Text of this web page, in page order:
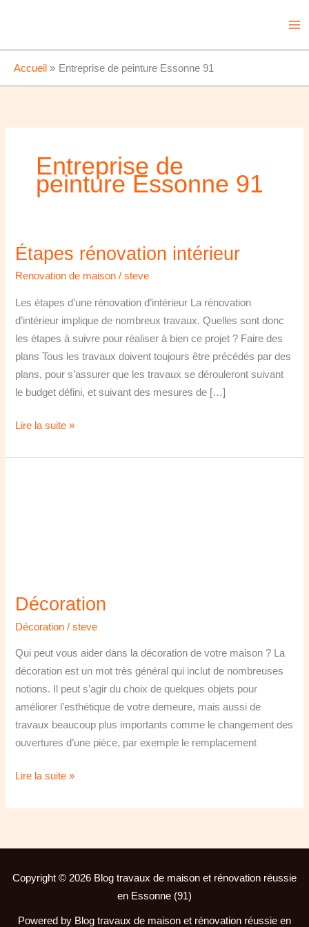
Accueil Entreprise de peinture Essonne 91
Entreprise de
peinture Essonne 91
Étapes rénovation intérieur
Renovation de maison /steve
Les étapes d’une rénovation d’intérieur La rénovation
d’intérieur implique de nombreux travaux. Quelles sont donc
les étapes à suivre pour réaliser à bien ce projet ? Faire des
plans Tous les travaux doivent toujours être précédés par des
plans, pour s’assurer que les travaux se dérouleront suivant
le budget défini, et suivant des mesures de […]
Étapes
rénovation
Lire la suite »
Décoration
Décoration /steve
Qui peut vous aider dans la décoration de votre maison ? La
décoration est un mot très général qui inclut de nombreuses
notions. Il peut s’agir du choix de quelques objets pour
améliorer l’esthétique de votre demeure, mais aussi de
travaux beaucoup plus importants comme le changement des
ouvertures d’une pièce, par exemple le remplacement
Lire la suite »
Copyright © 2026 Blog travaux de maison et rénovation réussie
en Essonne (91)
Powered by Blog travaux de maison et rénovation réussie en